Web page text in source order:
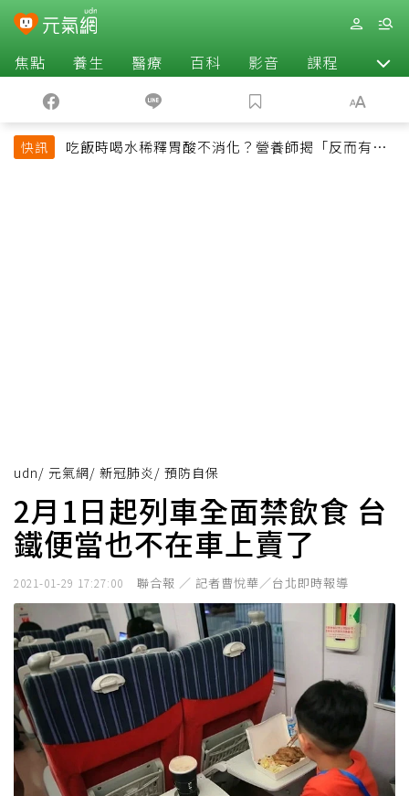
焦點 養生 醫療 百科 影音 課程 退休
快訊
吃飯時喝水稀釋胃酸不消化？營養師揭「反而有好
udn/ 元氣網/ 新冠肺炎 / 預防自保
2月1日起列車全面禁飲食 台
鐵便當也不在車上賣了
2021-01-29 17:27:00 聯合報 ／ 記者曹悅華／台北即時報導